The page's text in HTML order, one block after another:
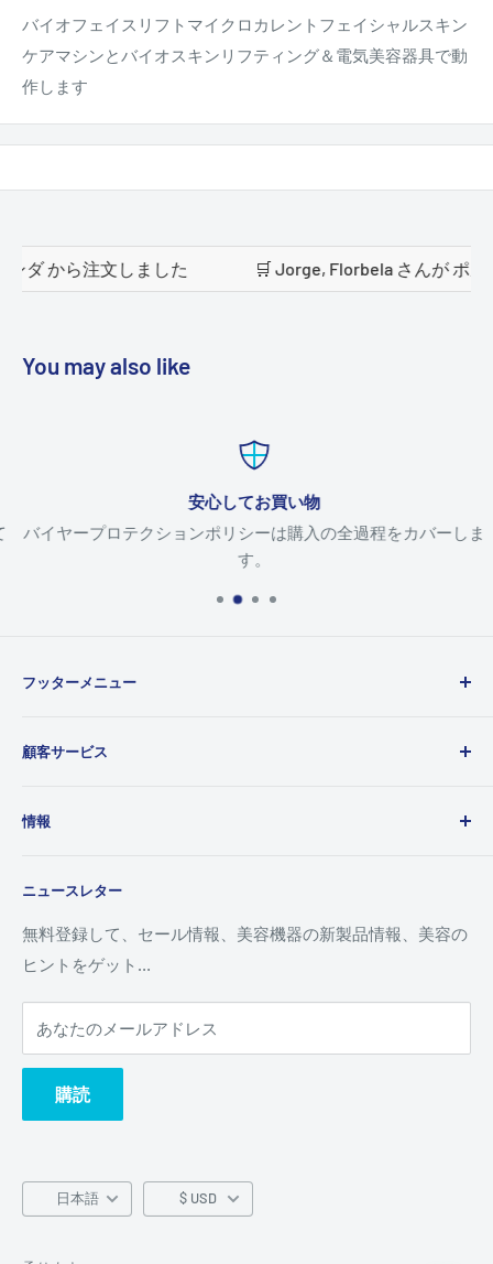
バイオフェイスリフトマイクロカレントフェイシャルスキン
ケアマシンとバイオスキンリフティング＆電気美容器具で動
作します
ら注文しました 🛒 Jorge, Florbela さんが ポルトガ
You may also like
安心してお買い物
バイヤープロテクションポリシーは購入の全過程をカバーしま
す。
フッターメニュー
侵害を報告する
顧客サービス
お問い合わせ
MoneyGram
ご注文の追跡
情報
送料について
プライバシーポリシー
利用規約
ニュースレター
無料登録して、セール情報、美容機器の新製品情報、美容の
ヒントをゲット…
あなたのメールアドレス
購読
語
日本語 $ USD